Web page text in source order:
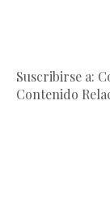
Suscribirse a:
Contenido